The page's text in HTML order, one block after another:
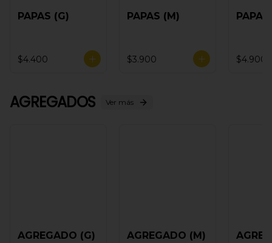
PAPAS (G)
$4.400
PAPAS (M)
$3.900 $4.900
AGREGADOS Ver más
AGREGADO (G) AGREGADO (M)